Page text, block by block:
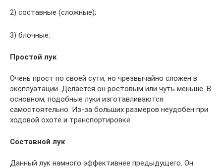
2) составные (сложные);
3) блочные.
Простой лук
Очень прост по своей сути, но чрезвычайно сложен в
эксплуатации. Делается он ростовым или чуть меньше. В
основном, подобные луки изготавливаются
самостоятельно. Из-за больших размеров неудобен при
ходовой охоте и транспортировке.
Составной лук
Данный лук намного эффективнее предыдущего. Он